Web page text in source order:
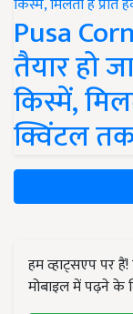
Pusa
तैयार हो
किस्में,
क्विंटल
हम व्हाट्सएप पर
मोबाइल में पढ़ने के